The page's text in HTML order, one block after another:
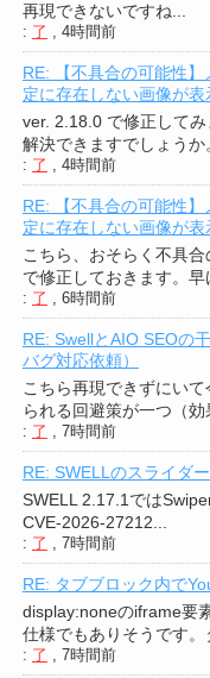
再現できないですね...
: 了 , 4時間前
RE: 【不具合の可能性
定に存在しない画像が表
ver. 2.18.0 で修正して
解決できますでしょうか
: 了 , 4時間前
RE: 【不具合の可能性
定に存在しない画像が表
こちら、おそらく不具
で修正しておきます。早
: 了 , 6時間前
RE: SwellとAIO SEOの
バグ対応依頼）
こちら再現できずにい
られる回避策が一つ（
: 了 , 7時間前
RE: SWELLのスライダ
SWELL 2.17.1では
CVE-2026-27212...
: 了 , 7時間前
RE: タブブロック内で
display:noneのiframe要
仕様でもありそうです。
: 了 , 7時間前